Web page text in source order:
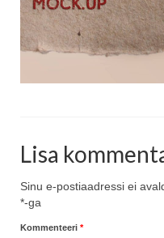
Lisa
Sinu e-postiaadressi ei
*-ga
Kommenteeri *